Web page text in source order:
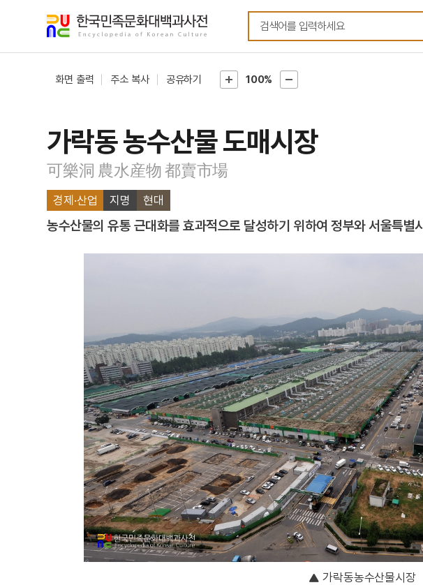
화면 출력 주소 복사 공유하기 100%
가락동 농수산물 도매시장
可樂洞 農水産物 都賣市場
경제·산업 지명 현대
농수산물의 유통 근대화를 효과적으로 달성하기 위하여 정부와 서울특
가락동농수산물시장